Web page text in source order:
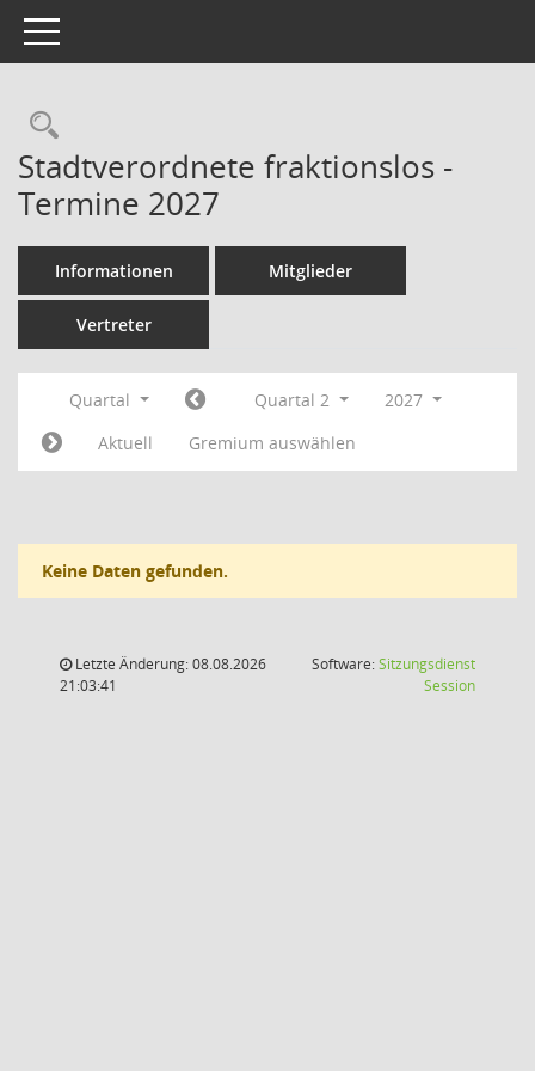
Toggle navigation
Rechercheauswahl
Stadtverordnete fraktionslos -
Termine 2027
Informationen Mitglieder
Vertreter
Quartal Quartal 2
2027
Aktuell
Gremium auswählen
Keine Daten gefunden.
Letzte Änderung: 08.08.2026
21:03:41
Software:Sitzungsdienst
Session(Wird in